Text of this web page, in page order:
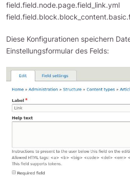
field.field.node.page.field_link.yml
Diese Konfigurationen speichern
Einstellungsformular des Felds: